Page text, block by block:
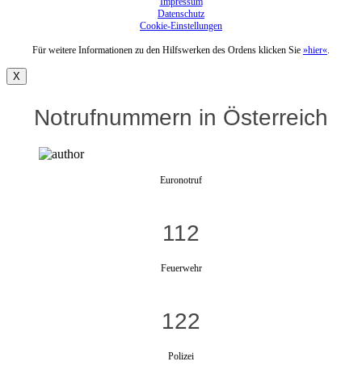
Datenschutz
Cookie-Einstellungen
Für weitere Informationen zu den Hilfswerken des Ordens klicken Sie »hier«.
X
Notrufnummern in Österreich
Euronotruf
112
Feuerwehr
122
Polizei